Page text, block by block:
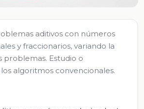
aditivos con números
y fraccionarios, variando la
problemas. Estudio o
algoritmos convencionales.